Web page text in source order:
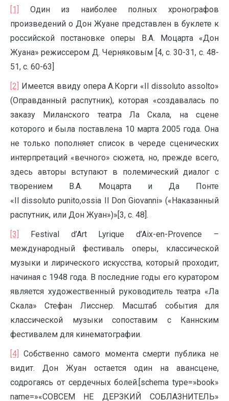
[1]
Один из наиболее полных хронографов
произведений о Дон Жуане представлен в буклете к
российской постановке оперы В.А. Моцарта «Дон
Жуана» режиссером Д. Черняковым [4, с. 30-31, с. 48-
51, с. 60-63]
[2]
Имеется ввиду опера А.Корги «Il dissolutо assolto»
(Оправданный распутник), которая «создавалась по
заказу Миланского театра Ла Скала, на сцене
которого и была поставлена 10 марта 2005 года. Она
не только пополняет список в череде сценических
интерпретаций «вечного» сюжета, но, прежде всего,
здесь авторы вступают в полемический диалог с
творением В.А. Моцарта и Да Понте
«Il dissoluto punito,ossia Il Don Giovanni» («Наказанный
распутник, или Дон Жуан»)»[3, с. 48].
[3]
Festival d’Art Lyrique d’Aix-en-Provence –
международный фестиваль оперы, классической
музыки и лирического искусства, который проходит,
начиная с 1948 года. В последние годы его куратором
является художественный руководитель театра «Ла
Скала» Стефан Лисснер. Масштаб события для
классической музыки сопоставим с Каннским
фестивалем для кинематографии.
[4]
Собственно самого момента смерти публика не
видит. Дон Жуан остается один на авансцене,
содрогаясь от сердечных болей.[schema type=»book»
name=»«СОВСЕМ НЕ ДЕРЗКИЙ СОБЛАЗНИТЕЛЬ»